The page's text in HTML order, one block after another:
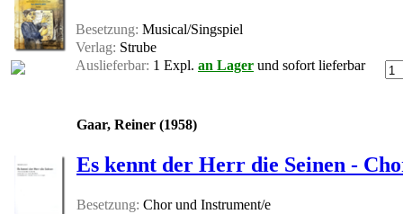
Besetzung: Musical/Singspiel
Verlag: Strube
Auslieferbar: 1 Expl. an Lager und sofort lieferbar
Gaar, Reiner (1958)
Es kennt der Herr die Seinen -
Besetzung: Chor und Instrument/e